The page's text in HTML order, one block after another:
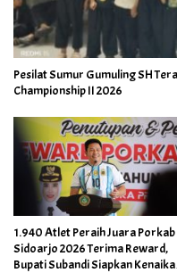
Pesilat Sumur Gumuling SH
Championship II 2026
1.940 Atlet Peraih Juara Porkab
Sidoarjo 2026 Terima Reward,
Bupati Subandi Siapkan